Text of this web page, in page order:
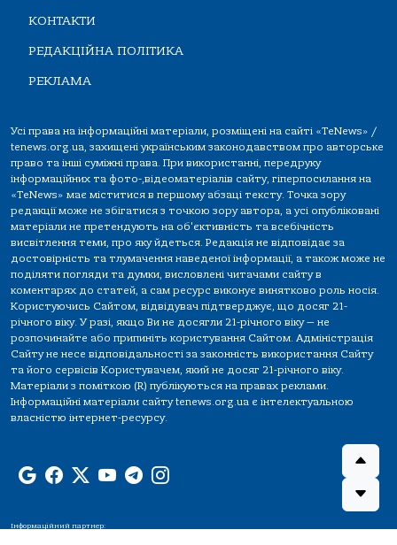
КОНТАКТИ
РЕДАКЦІЙНА ПОЛІТИКА
РЕКЛАМА
Усі права на інформаційні матеріали, розміщені на сайті «TeNews» /
tenews.org.ua, захищені українським законодавством про авторське
право та інші суміжні права. При використанні, передруку
інформаційних та фото-,відеоматеріалів сайту, гіперпосилання на
«TeNews» має міститися в першому абзаці тексту. Точка зору
редакції може не збігатися з точкою зору автора, а усі опубліковані
матеріали не претендують на об'єктивність та всебічність
висвітлення теми, про яку йдеться. Редакція не відповідає за
достовірність та тлумачення наведеної інформації, а також може не
поділяти погляди та думки, висловлені читачами сайту в
коментарях до статей, а сам ресурс виконує винятково роль носія.
Користуючись Сайтом, відвідувач підтверджує, що досяг 21-
річного віку. У разі, якщо Ви не досягли 21-річного віку — не
розпочинайте або припиніть користування Сайтом. Адміністрація
Сайту не несе відповідальності за законність використання Сайту
та його сервісів Користувачем, який не досяг 21-річного віку.
Матеріали з поміткою (R) публікуються на правах реклами.
Інформаційні матеріали сайту tenews.org.ua є інтелектуальною
власністю інтернет-ресурсу.
Інформаційний партнер: